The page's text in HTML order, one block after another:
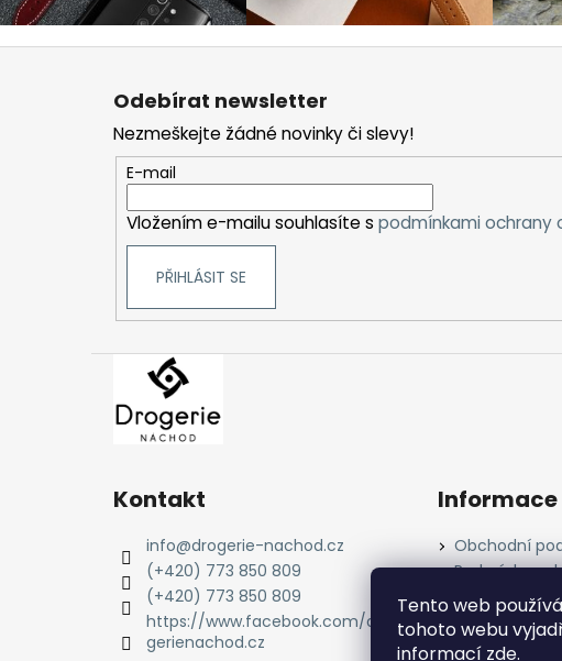
Tento web
tohoto webu
informací zde.
Z
Odebírat newsletter
Nezmeškejte žádné novinky či slevy!
E-mail
Vložením e-mailu souhlasíte s podmínkami ochrany
PŘIHLÁSIT SE
Kontakt
info@drogerie-nachod.cz
(+420) 773 850 809
(+420) 773 850 809
https://www.facebook.com/dro
gerienachod.cz
Informace
Obchodní
Podmínky
Cookies a GA